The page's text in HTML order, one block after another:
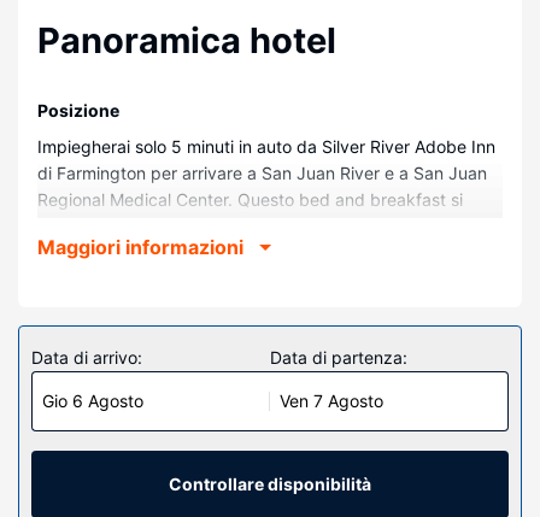
Panoramica hotel
Posizione
Impiegherai solo 5 minuti in auto da Silver River Adobe Inn
di Farmington per arrivare a San Juan River e a San Juan
Regional Medical Center. Questo bed and breakfast si
Brewery.
Nelle 3 camere con aria condizionata della struttura ti
sentirai come a casa. Le camere sono dotate di patio. Il
Wi-Fi gratuito ti consente di restare in contatto con il
mondo. I bagni sono dotati di doccia.
Avrai a disposizione un giardino da dove ammirare il
Maggiori informazioni
Data di arrivo:
Gio 6 Agosto
Data di partenza:
Ven 7 Agosto
Controllare disponibilità